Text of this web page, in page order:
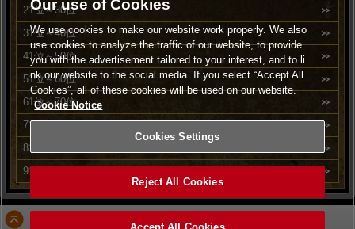
21位～30位
31位～40位
41位～50位
51位～60位
61位～70位
71位～80位
81位～90位
91位～100位
Our use of Cookies
We use cookies to make our website work properly. We also
use cookies to analyze the traffic of our website, to provide
you with the advertisement tailored to your interest, and to li
nk our website to the social media. If you select “Accept All
Cookies”, all of these cookies will be used on our website.
Cookie Notice
Cookies Settings
Reject All Cookies